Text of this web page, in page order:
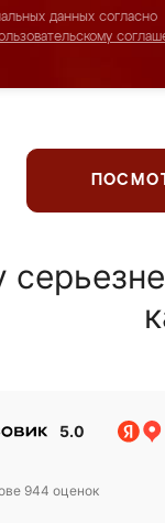
данных согласно
5.0
944 оценок